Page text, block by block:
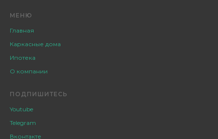
МЕНЮ
Главная
Каркасные дома
Ипотека
О компании
ПОДПИШИТЕСЬ
Youtube
Telegram
Вконтакте